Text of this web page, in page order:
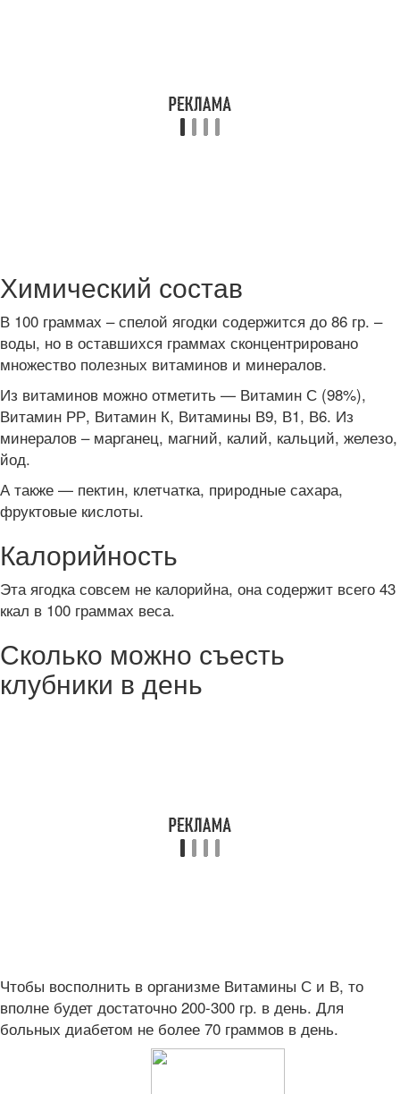
Химический состав
В 100 граммах – спелой ягодки содержится до 86 гр. –
воды, но в оставшихся граммах сконцентрировано
множество полезных витаминов и минералов.
Из витаминов можно отметить — Витамин С (98%),
Витамин РР, Витамин К, Витамины В9, В1, В6. Из
минералов – марганец, магний, калий, кальций, железо,
йод.
А также — пектин, клетчатка, природные сахара,
фруктовые кислоты.
Калорийность
Эта ягодка совсем не калорийна, она содержит всего 43
ккал в 100 граммах веса.
Сколько можно съесть
клубники в день
Чтобы восполнить в организме Витамины С и В, то
вполне будет достаточно 200-300 гр. в день. Для
больных диабетом не более 70 граммов в день.